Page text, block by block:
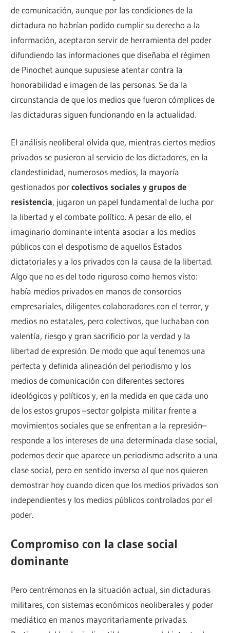
de comunicación, aunque por las condiciones de la
dictadura no habrían podido cumplir su derecho a la
información, aceptaron servir de herramienta del poder
difundiendo las informaciones que diseñaba el régimen
de Pinochet aunque supusiese atentar contra la
honorabilidad e imagen de las personas. Se da la
circunstancia de que los medios que fueron cómplices de
las dictaduras siguen funcionando en la actualidad.
El análisis neoliberal olvida que, mientras ciertos medios
privados se pusieron al servicio de los dictadores, en la
clandestinidad, numerosos medios, la mayoría
gestionados porcolectivos sociales y grupos de
resistencia, jugaron un papel fundamental de lucha por
la libertad y el combate político. A pesar de ello, el
imaginario dominante intenta asociar a los medios
públicos con el despotismo de aquellos Estados
dictatoriales y a los privados con la causa de la libertad.
Algo que no es del todo riguroso como hemos visto:
había medios privados en manos de consorcios
empresariales, diligentes colaboradores con el terror, y
medios no estatales, pero colectivos, que luchaban con
valentía, riesgo y gran sacrificio por la verdad y la
libertad de expresión. De modo que aquí tenemos una
perfecta y definida alineación del periodismo y los
medios de comunicación con diferentes sectores
ideológicos y políticos y, en la medida en que cada uno
de los estos grupos –sector golpista militar frente a
movimientos sociales que se enfrentan a la represión–
responde a los intereses de una determinada clase social,
podemos decir que aparece un periodismo adscrito a una
clase social, pero en sentido inverso al que nos quieren
demostrar hoy cuando dicen que los medios privados son
independientes y los medios públicos controlados por el
poder.
Compromiso con la clase social
dominante
Pero centrémonos en la situación actual, sin dictaduras
militares, con sistemas económicos neoliberales y poder
mediático en manos mayoritariamente privadas.